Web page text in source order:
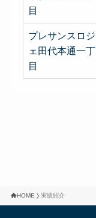
目
プレサンスロジ
ェ田代本通一丁
目
HOME 実績紹介